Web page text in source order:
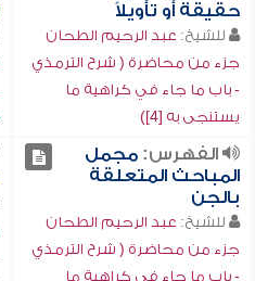
حقيقة أو تأويلاً
للشيخ: عبد الرحيم الطحان
جزء من محاضرة ( شرح الترمذي
- باب ما جاء في كراهية ما
يستنجى به [4])
الفهرس:مجمل
المباحث المتعلقة
بالجن
للشيخ: عبد الرحيم الطحان
جزء من محاضرة ( شرح الترمذي
- باب ما جاء في كراهية ما